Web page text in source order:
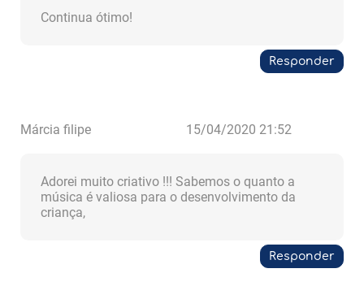
Continua ótimo!
Responder
Márcia filipe 15/04/2020 21:52
Adorei muito criativo !!! Sabemos o quanto a
música é valiosa para o desenvolvimento da
criança,
Responder